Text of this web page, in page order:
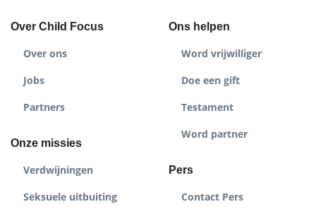
Over Child Focus
Over ons
Jobs
Partners
Onze missies
Verdwijningen
Seksuele uitbuiting
Ons helpen
Word vrijwilliger
Doe een gift
Testament
Word partner
Pers
Contact Pers